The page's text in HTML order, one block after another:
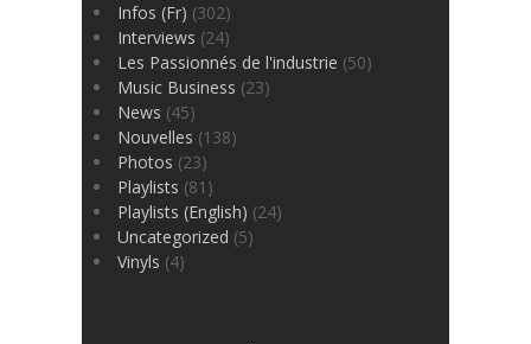
Infos (Fr) (302)
Interviews (24)
Les Passionnés de l'industrie (50)
Music Business (23)
News (45)
Nouvelles (138)
Photos (23)
Playlists (81)
Playlists (English) (24)
Uncategorized (5)
Vinyls (4)